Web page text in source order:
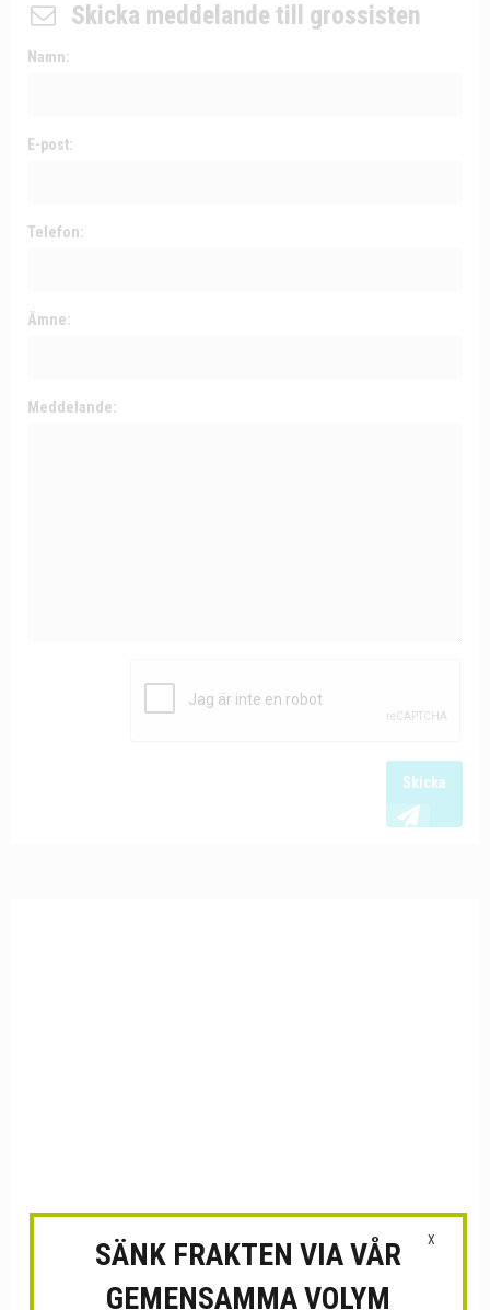
Skicka meddelande till grossisten
Namn:
E-post:
Telefon:
Ämne:
Meddelande:
Skicka
X
SÄNK FRAKTEN VIA VÅR
GEMENSAMMA VOLYM